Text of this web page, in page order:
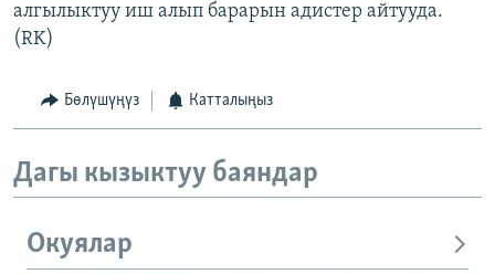
алгылыктуу иш алып барарын адистер айтууда.
(RK)
Бөлүшүңүз Катталыңыз
Дагы кызыктуу баяндар
Окуялар